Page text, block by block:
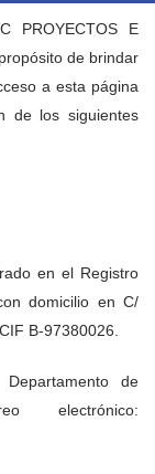
PROYECTOS E
de brindar
a esta página
de los siguientes
en el Registro
domicilio en C/
B-97380026.
de
electrónico: